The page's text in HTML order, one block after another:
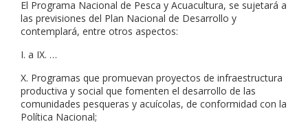
El Programa Nacional de Pesca y Acuacultura, se sujetará a
las previsiones del Plan Nacional de Desarrollo y
contemplará, entre otros aspectos:
I. a IX. …
X. Programas que promuevan proyectos de infraestructura
productiva y social que fomenten el desarrollo de las
comunidades pesqueras y acuícolas, de conformidad con la
Política Nacional;